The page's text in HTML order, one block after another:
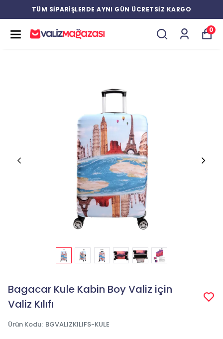
TÜM SİPARİŞLERDE AYNI GÜN ÜCRETSİZ KARGO
0
Bagacar Kule Kabin Boy Valiz için
Valiz Kılıfı
Ürün Kodu: BGVALIZKILIFS-KULE